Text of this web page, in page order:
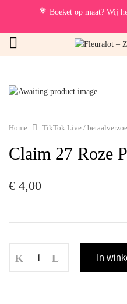
💐 Boeket op maat? Wij
Home TikTok Live /
Claim 27 Roze
€ 4,00
In